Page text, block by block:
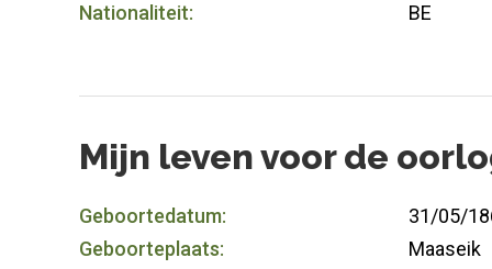
Nationaliteit:
BE
Mijn leven voor de
Geboortedatum:
31/05/
Geboorteplaats:
Maaseik